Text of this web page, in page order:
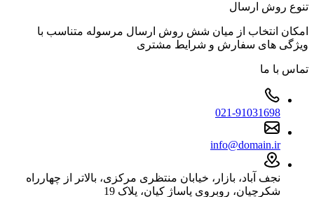
تنوع روش ارسال
امکان انتخاب از میان شش روش ارسال مرسوله متناسب با
ویژگی های سفارش و شرایط مشتری
تماس با ما
021-91031698
info@domain.ir
نجف آباد، بازار، خیابان منتظری مرکزی، بالاتر از چهارراه
شکرچیان، روبروی پاساژ کیان، پلاک 19